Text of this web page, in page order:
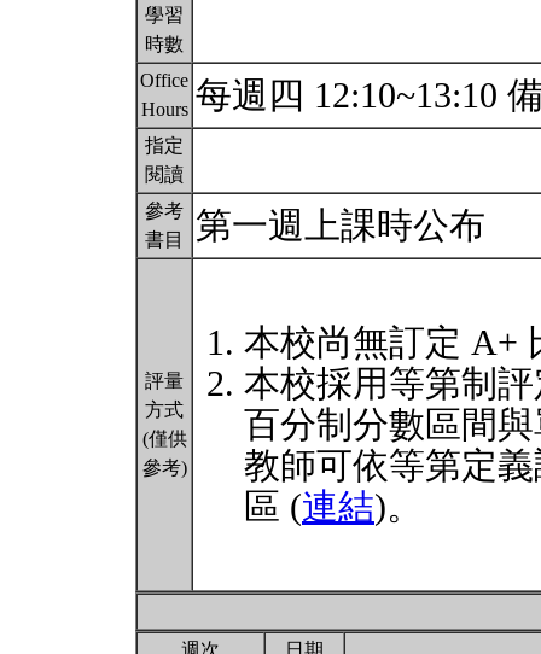
學習
時數
Office
Hours 每週四 12:10~13:10
指定
閱讀
參考
書目
第一週上課時公布
評量
方式
(僅供
參考)
本校尚無訂定 A+
本校採用等第制
百分制分數區間
教師可依等第定
區 (連結)。
週次 日期